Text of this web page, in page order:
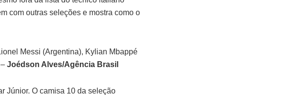
com outras seleções e mostra como o
Messi (Argentina), Kylian Mbappé
Joédson Alves/Agência Brasil
Júnior. O camisa 10 da seleção